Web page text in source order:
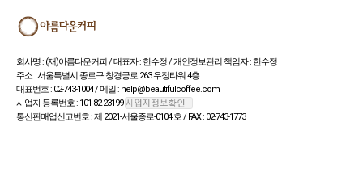
회사명 : (재)아름다운커피 / 대표자 : 한수정 / 개인정보관리 책임자 : 한수정
주소 : 서울특별시 종로구 창경궁로 263 우정타워 4층
대표번호 : 02-743-1004 / 메일 : help@beautifulcoffee.com
사업자 등록번호 : 101-82-23199
통신판매업신고번호 : 제 2021-서울종로-0104 호 / FAX : 02-743-1773